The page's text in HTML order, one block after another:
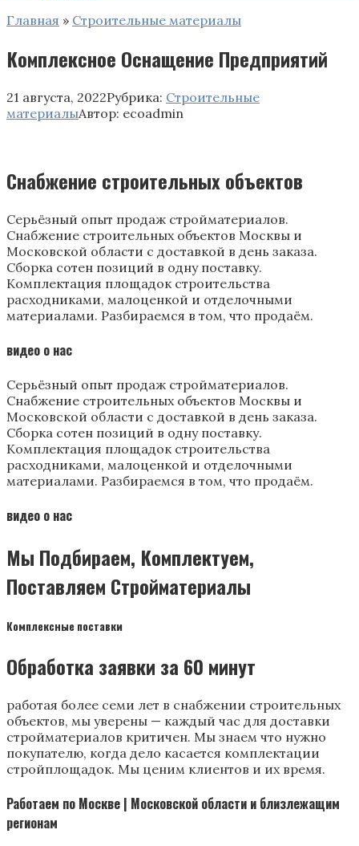
Главная » Строительные материалы
Комплексное Оснащение Предприятий
21 августа, 2022Рубрика: Строительные
материалыАвтор: ecoadmin
Снабжение строительных объектов
Серьёзный опыт продаж стройматериалов.
Снабжение строительных объектов Москвы и
Московской области с доставкой в день заказа.
Сборка сотен позиций в одну поставку.
Комплектация площадок строительства
расходниками, малоценкой и отделочными
материалами. Разбираемся в том, что продаём.
видео о нас
Серьёзный опыт продаж стройматериалов.
Снабжение строительных объектов Москвы и
Московской области с доставкой в день заказа.
Сборка сотен позиций в одну поставку.
Комплектация площадок строительства
расходниками, малоценкой и отделочными
материалами. Разбираемся в том, что продаём.
видео о нас
Мы Подбираем, Комплектуем,
Поставляем Стройматериалы
Комплексные поставки
Обработка заявки за 60 минут
работая более семи лет в снабжении строительных
объектов, мы уверены — каждый час для доставки
стройматериалов критичен. Мы знаем что нужно
покупателю, когда дело касается комплектации
стройплощадок. Мы ценим клиентов и их время.
Работаем по Москве | Московской области и близлежащим
регионам